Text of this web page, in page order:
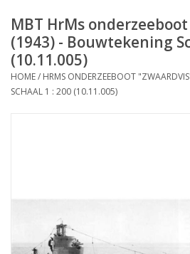
Houtbouw
Scenery
Nieuwe tekeningen
MBT HrMs
(1943) - Bouwtekening
(10.11.005)
HOME/ HRMS ONDERZEEBOOT
SCHAAL 1 : 200 (10.11.005)